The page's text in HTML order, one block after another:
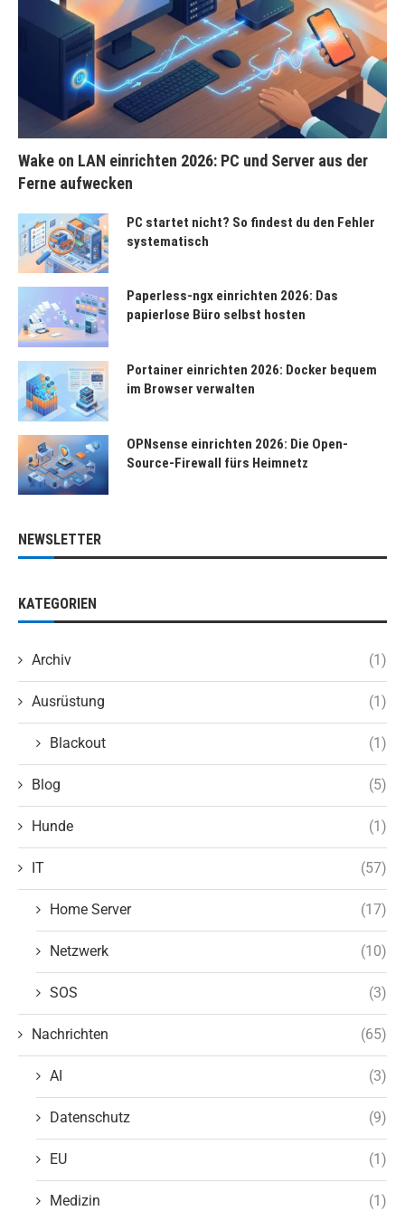
Wake on LAN einrichten 2026: PC und Server aus der
Ferne aufwecken
PC startet nicht? So findest du den Fehler
systematisch
Paperless-ngx einrichten 2026: Das
papierlose Büro selbst hosten
Portainer einrichten 2026: Docker bequem
im Browser verwalten
OPNsense einrichten 2026: Die Open-
Source-Firewall fürs Heimnetz
NEWSLETTER
KATEGORIEN
Archiv (1)
Ausrüstung (1)
Blackout (1)
Blog (5)
Hunde (1)
IT (57)
Home Server (17)
Netzwerk (10)
SOS (3)
Nachrichten (65)
AI (3)
Datenschutz (9)
EU (1)
Medizin (1)